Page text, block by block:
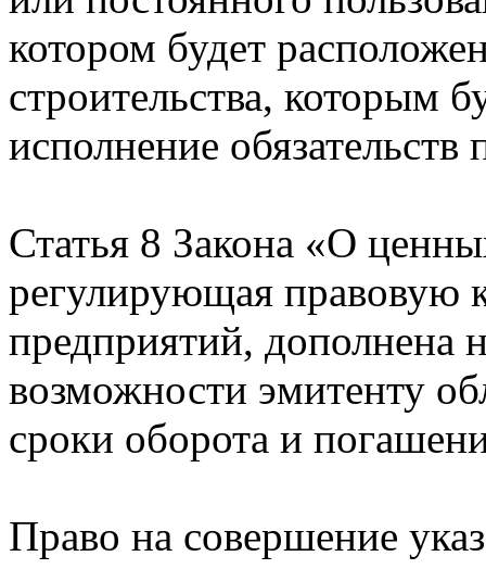
котором будет
строительства, которым
исполнение
Статья 8 Закона «О
регулирующая правовую
предприятий, дополнена
возможности эмитенту
сроки оборота и
Право на совершение